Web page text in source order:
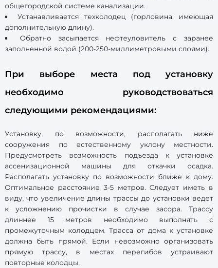
общегородской системе канализации.
Устанавливается техколодец (горловина, имеющая
дополнительную длину).
Обратно засыпается нефтеуловитель с заранее
заполненной водой (200-250-миллиметровыми слоями).
При выборе места под установку
необходимо руководствоваться
следующими рекомендациями:
Установку, по возможности, располагать ниже
сооружения по естественному уклону местности.
Предусмотреть возможность подъезда к установке
ассенизационной машины для откачки осадка.
Располагать установку по возможности ближе к дому.
Оптимальное расстояние 3-5 метров. Следует иметь в
виду, что увеличение длины трассы до установки ведет
к усложнению прочистки в случае засора. Трассу
длиннее 15 метров необходимо выполнять с
промежуточным колодцем. Трасса от дома к установке
должна быть прямой. Если невозможно организовать
прямую трассу, в местах перегибов устраивают
повторные колодцы.